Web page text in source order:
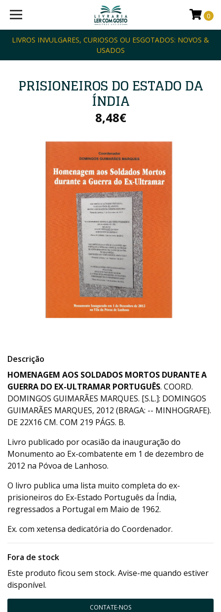
LIVROS INVULGARES, CURIOSOS OU ESGOTADOS: NOVOS &
USADOS
0
PRISIONEIROS DO ESTADO DA
ÍNDIA
8,48€
Descrição
HOMENAGEM AOS SOLDADOS MORTOS DURANTE A
GUERRA DO EX-ULTRAMAR PORTUGUÊS. COORD.
DOMINGOS GUIMARÃES MARQUES. [S.L.]: DOMINGOS
GUIMARÃES MARQUES, 2012 (BRAGA: -- MINHOGRAFE).
DE 22X16 CM. COM 219 PÁGS. B.
Livro publicado por ocasião da inauguração do
Monumento ao Ex-combatente em 1 de dezembro de
2012 na Póvoa de Lanhoso.
O livro publica uma lista muito completa do ex-
prisioneiros do Ex-Estado Português da Índia,
regressados a Portugal em Maio de 1962.
Ex. com xetensa dedicatória do Coordenador.
Fora de stock
Este produto ficou sem stock. Avise-me quando estiver
disponível.
CONTATE-NOS